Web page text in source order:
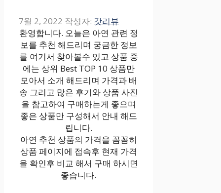
7월 2, 2022 작성자: 갓리뷰
환영합니다. 오늘은 아연 관련 정
보를 추천 해드리며 궁금한 정보
를 여기서 찾아볼수 있고 상품 중
에는 상위 Best TOP 10 상품만
모아서 소개 해드리며 가격과 배
송 그리고 많은 후기와 상품 사진
을 참고하여 구매하는게 좋으며
좋은 상품만 구성해서 안내 해드
립니다.
아연 추천 상품의 가격을 꼼꼼히
상품 페이지에 접속후 현재 가격
을 확인후 비교 해서 구매 하시면
좋습니다.